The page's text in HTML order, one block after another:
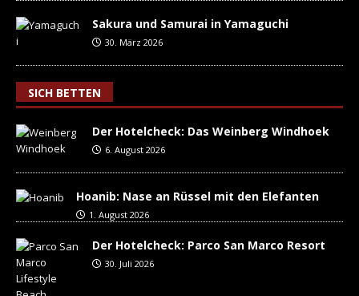
Sakura und Samurai in Yamaguchi
30. März 2026
SICH BETTEN
Der Hotelcheck: Das Weinberg Windhoek
6. August 2026
Hoanib: Nase an Rüssel mit den Elefanten
1. August 2026
Der Hotelcheck: Parco San Marco Resort
30. Juli 2026